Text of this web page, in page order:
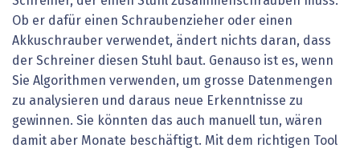
Ob er dafür einen Schraubenzieher oder einen
Akkuschrauber verwendet, ändert nichts daran, dass
der Schreiner diesen Stuhl baut. Genauso ist es, wenn
Sie Algorithmen verwenden, um grosse Datenmengen
zu analysieren und daraus neue Erkenntnisse zu
gewinnen. Sie könnten das auch manuell tun, wären
damit aber Monate beschäftigt. Mit dem richtigen Tool